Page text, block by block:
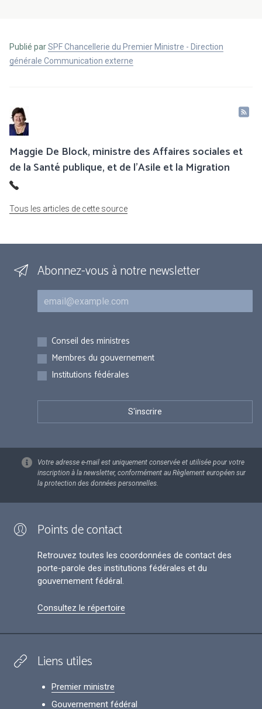
Publié parSPF Chancellerie du Premier Ministre - Direction
générale Communication externe
Maggie De Block, ministre des Affaires sociales et
de la Santé publique, et de l’Asile et la Migration
Tous les articles de cette source
Abonnez-vous à notre newsletter
Courriel
Inscriptions
Conseil des ministres
Membres du gouvernement
Institutions fédérales
Votre adresse e-mail est uniquement conservée et utilisée pour votre
inscription à la newsletter, conformément au Règlement européen sur
la protection des données personnelles.
Points de contact
Retrouvez toutes les coordonnées de contact des
porte-parole des institutions fédérales et du
gouvernement fédéral.
Consultez le répertoire
Liens utiles
Premier ministre
Gouvernement fédéral